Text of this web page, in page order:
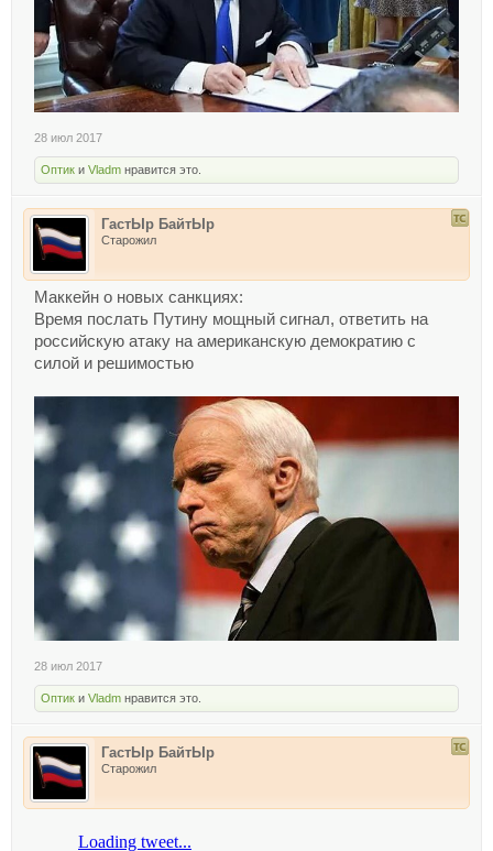
28 июл 2017
Оптик и Vladm нравится это.
ГастЫр БайтЫр
Старожил
Маккейн о новых санкциях:
Время послать Путину мощный сигнал, ответить на
российскую атаку на американскую демократию с
силой и решимостью
28 июл 2017
Оптик и Vladm нравится это.
ГастЫр БайтЫр
Старожил